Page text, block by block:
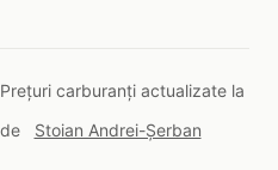
carburanți actualizate la
Stoian Andrei-Șerban